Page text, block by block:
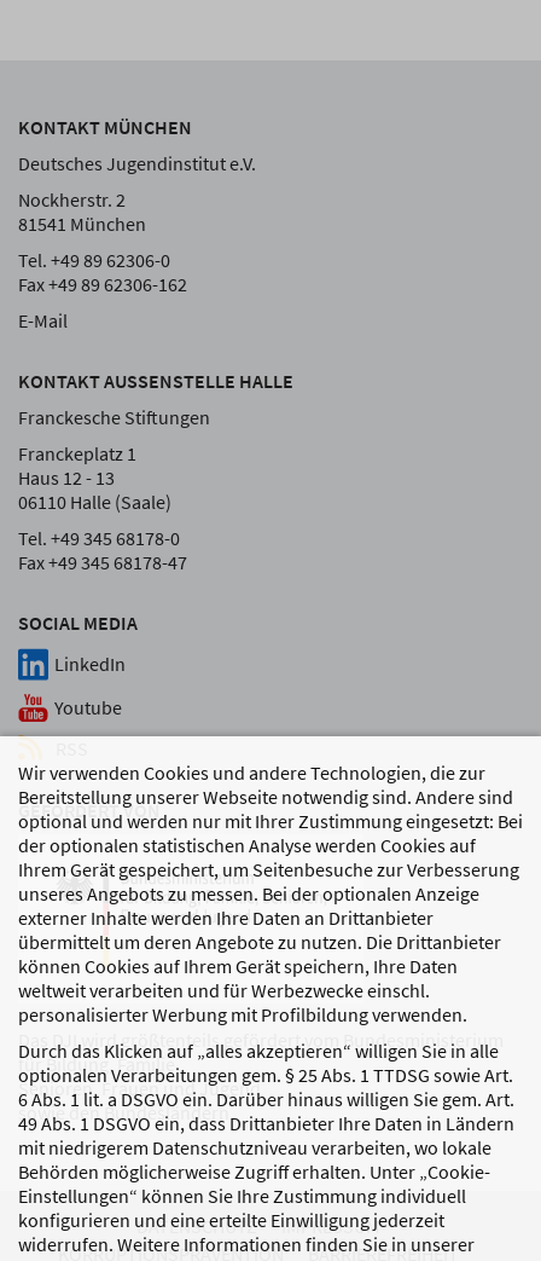
Wir verwenden Cookies und andere Technologien, die zur
Bereitstellung unserer Webseite notwendig sind. Andere sind
optional und werden nur mit Ihrer Zustimmung eingesetzt: Bei
der optionalen statistischen Analyse werden Cookies auf
Ihrem Gerät gespeichert, um Seitenbesuche zur Verbesserung
unseres Angebots zu messen. Bei der optionalen Anzeige
externer Inhalte werden Ihre Daten an Drittanbieter
übermittelt um deren Angebote zu nutzen. Die Drittanbieter
können Cookies auf Ihrem Gerät speichern, Ihre Daten
weltweit verarbeiten und für Werbezwecke einschl.
personalisierter Werbung mit Profilbildung verwenden.
Durch das Klicken auf „alles akzeptieren“ willigen Sie in alle
optionalen Verarbeitungen gem. § 25 Abs. 1 TTDSG sowie Art.
6 Abs. 1 lit. a DSGVO ein. Darüber hinaus willigen Sie gem. Art.
49 Abs. 1 DSGVO ein, dass Drittanbieter Ihre Daten in Ländern
mit niedrigerem Datenschutzniveau verarbeiten, wo lokale
Behörden möglicherweise Zugriff erhalten. Unter „Cookie-
Einstellungen“ können Sie Ihre Zustimmung individuell
konfigurieren und eine erteilte Einwilligung jederzeit
widerrufen. Weitere Informationen finden Sie in unserer
SOCIAL MEDIA
LinkedIn
Youtube
KONTAKT MÜNCHEN
Deutsches Jugendinstitut e.V.
Nockherstr. 2
81541 München
Tel. +49 89 62306-0
Fax +49 89 62306-162
E-Mail
KONTAKT AUSSENSTELLE HALLE
Franckesche Stiftungen
Franckeplatz 1
Haus 12 - 13
06110 Halle (Saale)
Tel. +49 345 68178-0
Fax +49 345 68178-47
GEFÖRDERT VON
Das DJI wird größtenteils gefördert vom Bundesministerium
für Bildung, Familie,
Senioren, Frauen und Jugend
sowie den Bundesländern.
DATENSCHUTZ
IMPRESSUM
KORRUPTIONSPRÄVENTION
BARRIEREFREIHEIT